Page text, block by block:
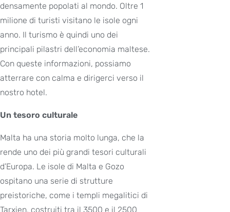
densamente popolati al mondo. Oltre 1
milione di turisti visitano le isole ogni
anno. Il turismo è quindi uno dei
principali pilastri dell’economia maltese.
Con queste informazioni, possiamo
atterrare con calma e dirigerci verso il
nostro hotel.
Un tesoro culturale
Malta ha una storia molto lunga, che la
rende uno dei più grandi tesori culturali
d’Europa. Le isole di Malta e Gozo
ospitano una serie di strutture
preistoriche, come i templi megalitici di
Tarxien, costruiti tra il 3500 e il 2500